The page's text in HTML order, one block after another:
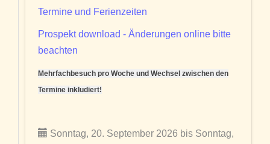
Termine und Ferienzeiten
Prospekt download - Änderungen online bitte
beachten
Mehrfachbesuch pro Woche und Wechsel zwischen den
Termine inkludiert!
Sonntag, 20. September 2026 bis Sonntag,